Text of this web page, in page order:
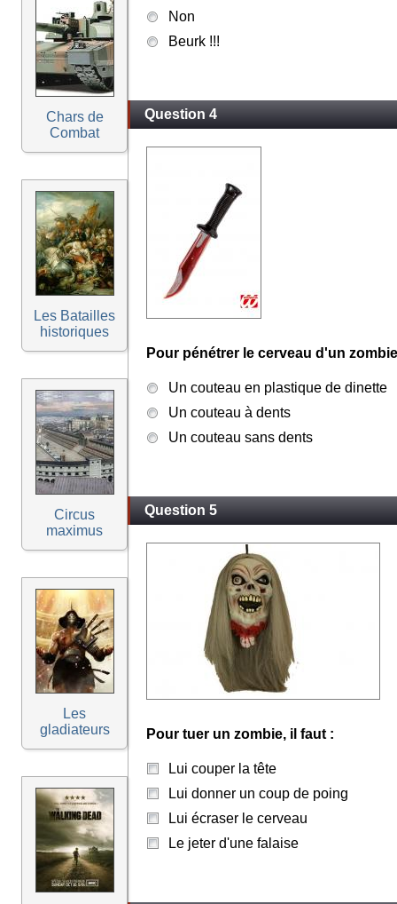
Chars de
Combat
Les Batailles
historiques
Circus
maximus
Les
gladiateurs
Non
Beurk !!!
Question 4
Pour pénétrer le cerveau d'un
Un couteau en plastique de dinette
Un couteau à dents
Un couteau sans dents
Question 5
Pour tuer un zombie, il faut :
Lui couper la tête
Lui donner un coup de poing
Lui écraser le cerveau
Le jeter d'une falaise